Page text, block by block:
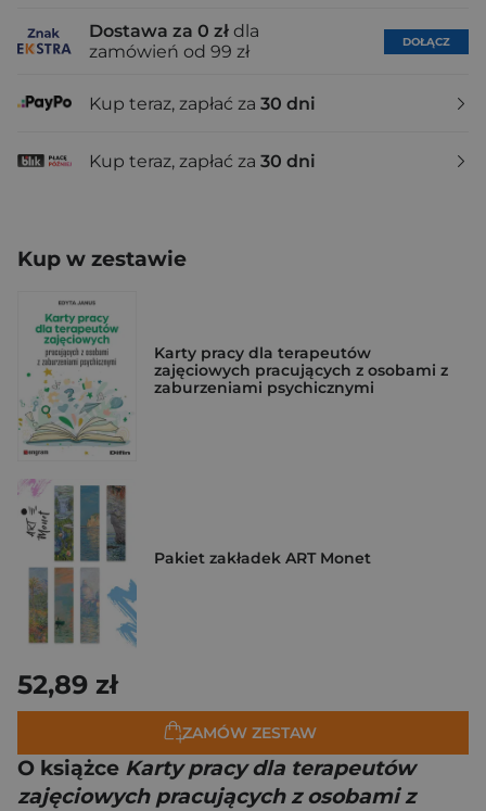
Dostawa za 0 zł dla
zamówień od 99 zł
DOŁĄCZ
Kup teraz, zapłać za 30 dni
Kup teraz, zapłać za 30 dni
Kup w zestawie
Karty pracy dla terapeutów
zajęciowych pracujących z osobami z
zaburzeniami psychicznymi
Pakiet zakładek ART Monet
52,89 zł
ZAMÓW ZESTAW
O książce Karty pracy dla terapeutów
zajęciowych pracujących z osobami z